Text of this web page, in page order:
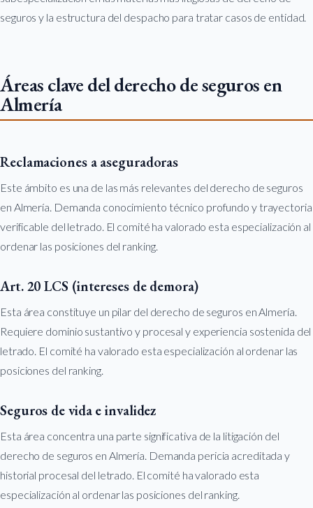
seguros y la estructura del despacho para tratar casos de entidad.
Áreas clave del derecho de seguros en
Almería
Reclamaciones a aseguradoras
Este ámbito es una de las más relevantes del derecho de seguros
en Almería. Demanda conocimiento técnico profundo y trayectoria
verificable del letrado. El comité ha valorado esta especialización al
ordenar las posiciones del ranking.
Art. 20 LCS (intereses de demora)
Esta área constituye un pilar del derecho de seguros en Almería.
Requiere dominio sustantivo y procesal y experiencia sostenida del
letrado. El comité ha valorado esta especialización al ordenar las
posiciones del ranking.
Seguros de vida e invalidez
Esta área concentra una parte significativa de la litigación del
derecho de seguros en Almería. Demanda pericia acreditada y
historial procesal del letrado. El comité ha valorado esta
especialización al ordenar las posiciones del ranking.